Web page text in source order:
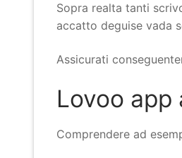
Sopra realta tanti
accatto deguise vada
Assicurati
Lovoo
Comprendere ad